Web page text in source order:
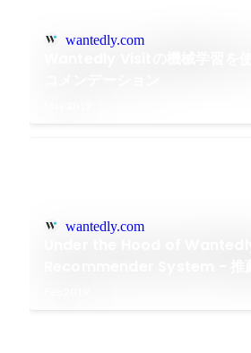
wantedly.com
wantedly.com